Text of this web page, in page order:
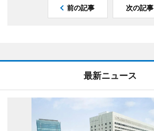
前の記事 次の記事
最新ニュース